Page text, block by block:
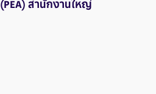
(PEA) สำนักงานใหญ่